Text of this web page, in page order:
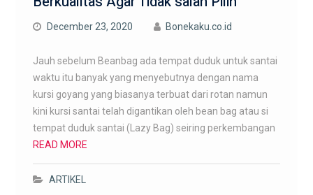
December 23, 2020 Bonekaku.co.id
Jauh sebelum Beanbag ada tempat duduk untuk santai
waktu itu banyak yang menyebutnya dengan nama
kursi goyang yang biasanya terbuat dari rotan namun
kini kursi santai telah digantikan oleh bean bag atau si
tempat duduk santai (Lazy Bag) seiring perkembangan
READ MORE
ARTIKEL